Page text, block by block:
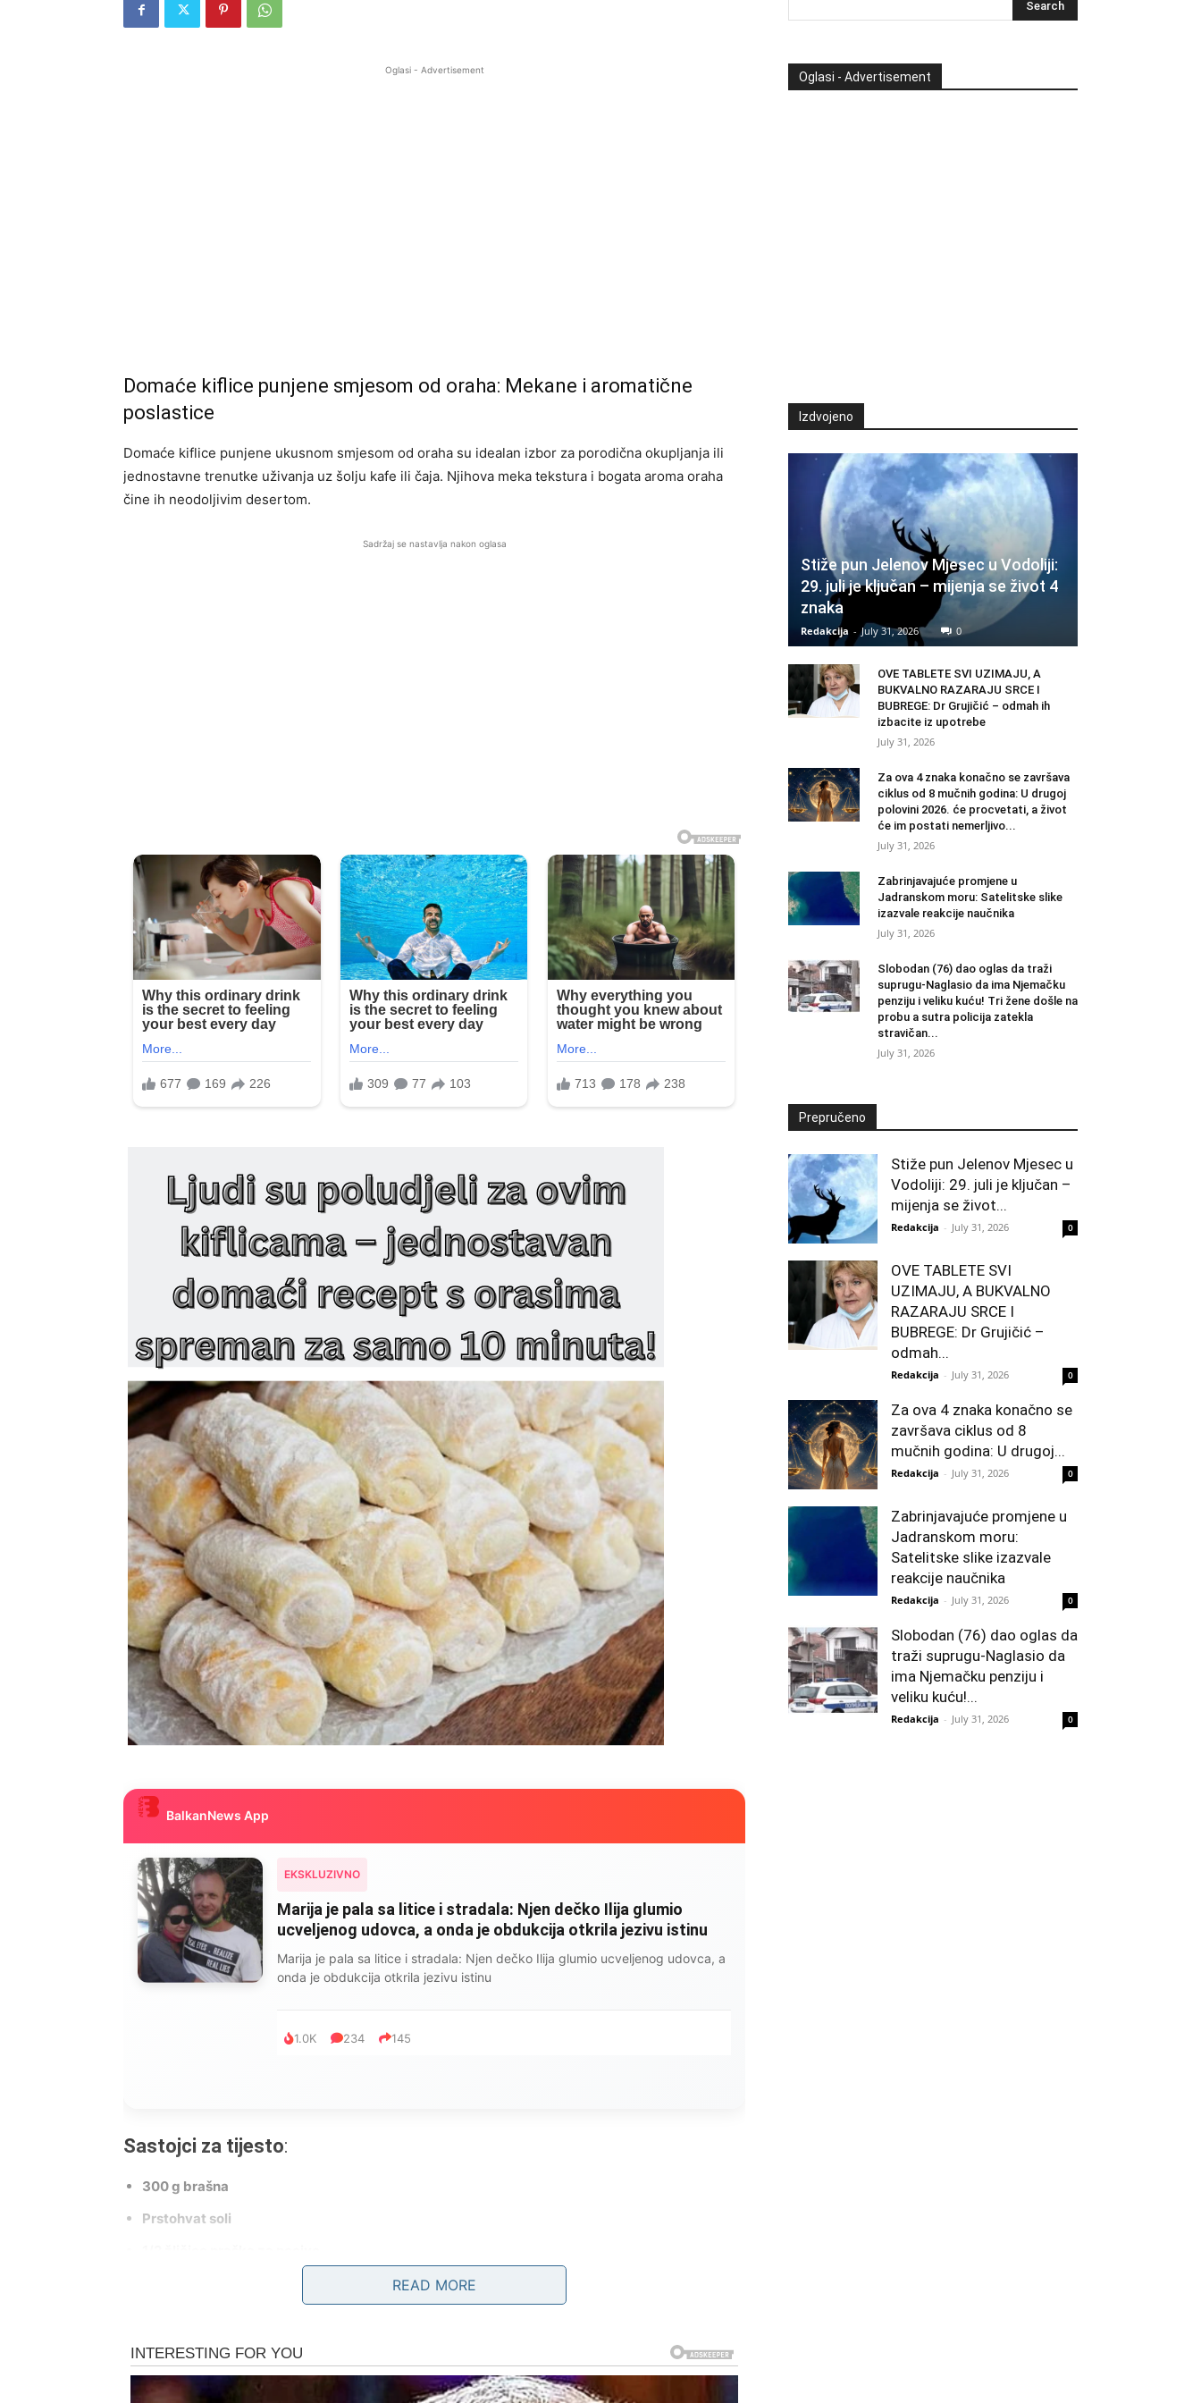
Oglasi - Advertisement
Domaće kiflice punjene smjesom od oraha: Mekane i aromatične
poslastice
Domaće kiflice punjene ukusnom smjesom od oraha su idealan izbor za porodična okupljanja ili
jednostavne trenutke uživanja uz šolju kafe ili čaja. Njihova meka tekstura i bogata aroma oraha
čine ih neodoljivim desertom.
Sadržaj se nastavlja nakon oglasa
BalkanNews App
EKSKLUZIVNO
Marija je pala sa litice i stradala: Njen dečko Ilija glumio
ucveljenog udovca, a onda je obdukcija otkrila jezivu istinu
Marija je pala sa litice i stradala: Njen dečko Ilija glumio ucveljenog udovca, a
onda je obdukcija otkrila jezivu istinu
1.0K 234 145
Sastojci za tijesto:
300 g brašna
Prstohvat soli
200 g kiselog vrhnja
1 žumanjak
READ MORE
Oglasi - Advertisement
Izdvojeno
Stiže pun Jelenov Mjesec u Vodoliji:
29. juli je ključan – mijenja se život 4
znaka
Redakcija - July 31, 2026 0
OVE TABLETE SVI UZIMAJU, A
BUKVALNO RAZARAJU SRCE I
BUBREGE: Dr Grujičić – odmah ih
izbacite iz upotrebe
July 31, 2026
Za ova 4 znaka konačno se završava
ciklus od 8 mučnih godina: U drugoj
polovini 2026. će procvetati, a život
će im postati nemerljivo...
July 31, 2026
Zabrinjavajuće promjene u
Jadranskom moru: Satelitske slike
izazvale reakcije naučnika
July 31, 2026
Slobodan (76) dao oglas da traži
suprugu-Naglasio da ima Njemačku
penziju i veliku kuću! Tri žene došle na
probu a sutra policija zatekla
stravičan...
July 31, 2026
Prepručeno
Stiže pun Jelenov Mjesec u
Vodoliji: 29. juli je ključan –
mijenja se život...
Redakcija - July 31, 2026 0
OVE TABLETE SVI
UZIMAJU, A BUKVALNO
RAZARAJU SRCE I
BUBREGE: Dr Grujičić –
odmah...
Redakcija - July 31, 2026 0
Za ova 4 znaka konačno se
završava ciklus od 8
mučnih godina: U drugoj...
Redakcija - July 31, 2026 0
Zabrinjavajuće promjene u
Jadranskom moru:
Satelitske slike izazvale
reakcije naučnika
Redakcija - July 31, 2026 0
Slobodan (76) dao oglas da
traži suprugu-Naglasio da
ima Njemačku penziju i
veliku kuću!...
Redakcija - July 31, 2026 0